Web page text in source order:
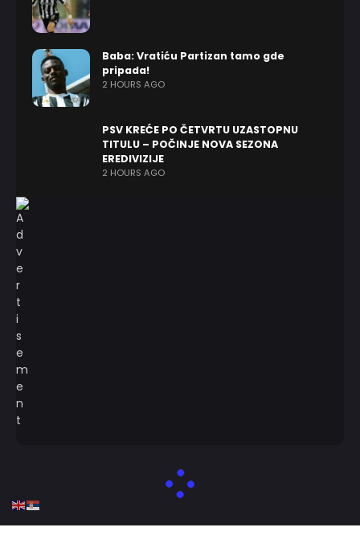
Baba: Vratiću Partizan tamo gde
pripada!
2 HOURS AGO
PSV KREĆE PO ČETVRTU UZASTOPNU
TITULU – POČINJE NOVA SEZONA
EREDIVIZIJE
2 HOURS AGO